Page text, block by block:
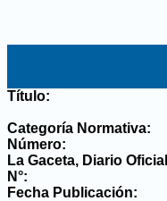
Título:
Categoría Normativa:
Número:
La Gaceta, Diario Oficial
N°:
Fecha Publicación: